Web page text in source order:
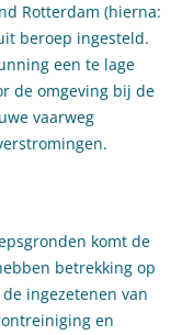
Rotterdam (hierna:
beroep ingesteld.
een te lage
de omgeving bij de
vaarweg
komt de
betrekking op
ingezetenen van
en